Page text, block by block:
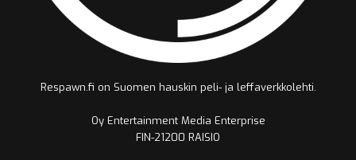
Respawn.fi on Suomen hauskin peli- ja leffaverkkolehti.
Oy Entertainment Media Enterprise
FIN-21200 RAISIO